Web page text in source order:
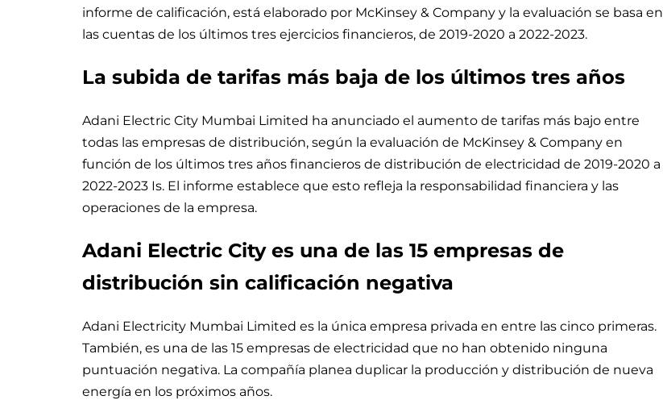
informe de calificación, está elaborado por McKinsey & Company y la evaluación se basa en
las cuentas de los últimos tres ejercicios financieros, de 2019-2020 a 2022-2023.
La subida de tarifas más baja de los últimos tres años
Adani Electric City Mumbai Limited ha anunciado el aumento de tarifas más bajo entre
todas las empresas de distribución, según la evaluación de McKinsey & Company en
función de los últimos tres años financieros de distribución de electricidad de 2019-2020 a
2022-2023 Is. El informe establece que esto refleja la responsabilidad financiera y las
operaciones de la empresa.
Adani Electric City es una de las 15 empresas de
distribución sin calificación negativa
Adani Electricity Mumbai Limited es la única empresa privada en entre las cinco primeras.
También, es una de las 15 empresas de electricidad que no han obtenido ninguna
puntuación negativa. La compañía planea duplicar la producción y distribución de nueva
energía en los próximos años.